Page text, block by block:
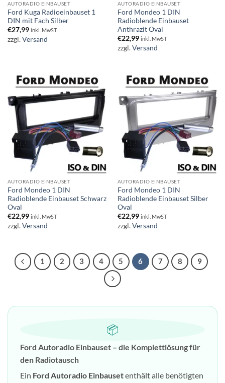
AUTORADIO EINBAUSET
Ford Kuga Radioeinbauset 1
DIN mit Fach Silber
€27,99 inkl. MwST
zzgl.Versand
AUTORADIO EINBAUSET
Ford Mondeo 1 DIN
Radioblende Einbauset
Anthrazit Oval
€22,99 inkl. MwST
zzgl.Versand
AUTORADIO EINBAUSET
Ford Mondeo 1 DIN
Radioblende Einbauset Schwarz
Oval
€22,99 inkl. MwST
zzgl.Versand
AUTORADIO EINBAUSET
Ford Mondeo 1 DIN
Radioblende Einbauset Silber
Oval
€22,99 inkl. MwST
zzgl.Versand
1 2 3 4 5 6 7 8 9
📦
Ford Autoradio Einbauset – die Komplettlösung für
den Radiotausch
Ein Ford Autoradio Einbausetenthält alle benötigten